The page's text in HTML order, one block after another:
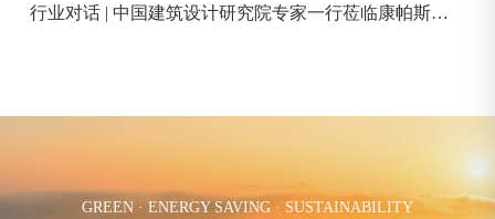
行业对话 | 中国建筑设计研究院专家一行莅临康帕斯技
GREEN · ENERGY SAVING · SUSTAINABILITY